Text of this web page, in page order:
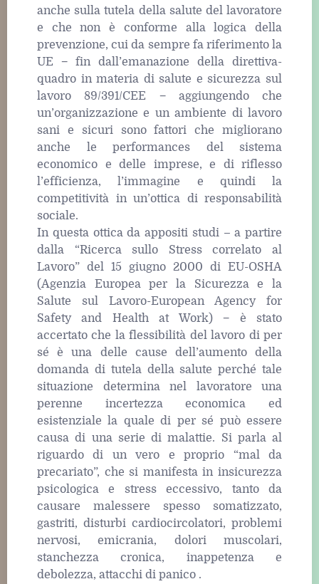
anche sulla tutela della salute del lavoratore
e che non è conforme alla logica della
prevenzione, cui da sempre fa riferimento la
UE − fin dall’emanazione della direttiva-
quadro in materia di salute e sicurezza sul
lavoro 89/391/CEE − aggiungendo che
un’organizzazione e un ambiente di lavoro
sani e sicuri sono fattori che migliorano
anche le performances del sistema
economico e delle imprese, e di riflesso
l’efficienza, l’immagine e quindi la
competitività in un’ottica di responsabilità
sociale.
In questa ottica da appositi studi – a partire
dalla “Ricerca sullo Stress correlato al
Lavoro” del 15 giugno 2000 di EU-OSHA
(Agenzia Europea per la Sicurezza e la
Salute sul Lavoro-European Agency for
Safety and Health at Work) − è stato
accertato che la flessibilità del lavoro di per
sé è una delle cause dell’aumento della
domanda di tutela della salute perché tale
situazione determina nel lavoratore una
perenne incertezza economica ed
esistenziale la quale di per sé può essere
causa di una serie di malattie. Si parla al
riguardo di un vero e proprio “mal da
precariato”, che si manifesta in insicurezza
psicologica e stress eccessivo, tanto da
causare malessere spesso somatizzato,
gastriti, disturbi cardiocircolatori, problemi
nervosi, emicrania, dolori muscolari,
stanchezza cronica, inappetenza e
debolezza, attacchi di panico .